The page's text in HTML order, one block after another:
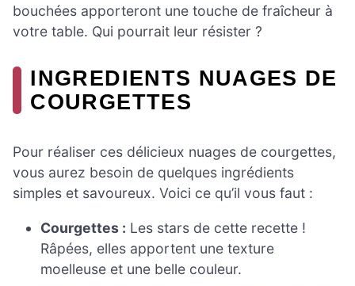
bouchées apporteront une touche de fraîcheur à
votre table. Qui pourrait leur résister ?
INGREDIENTS NUAGES DE
COURGETTES
Pour réaliser ces délicieux nuages de courgettes,
vous aurez besoin de quelques ingrédients
simples et savoureux. Voici ce qu’il vous faut :
Courgettes : Les stars de cette recette !
Râpées, elles apportent une texture
moelleuse et une belle couleur.